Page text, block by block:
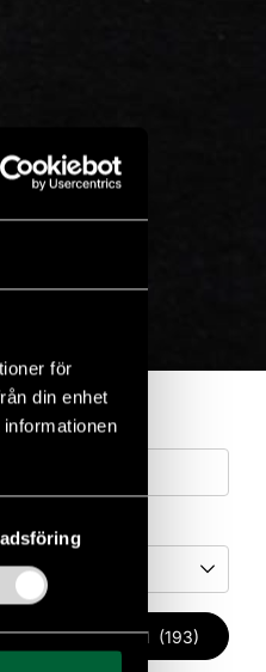
för
din enhet
Sök bil (193)